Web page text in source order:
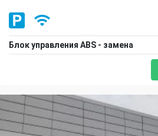
Блок управления ABS - замена